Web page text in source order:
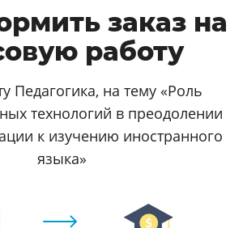
заказ на
работу
Педагогика, на тему «Роль
технологий в преодолении
к изучению иностранного
языка»